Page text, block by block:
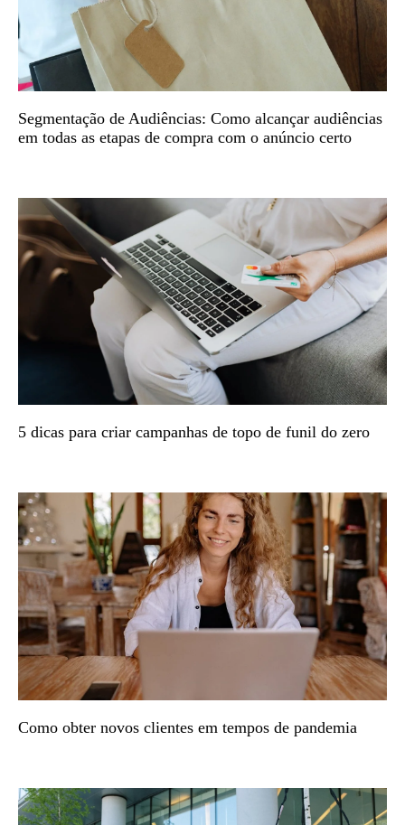
Segmentação de Audiências: Como alcançar audiências
em todas as etapas de compra com o anúncio certo
5 dicas para criar campanhas de topo de funil do zero
Como obter novos clientes em tempos de pandemia